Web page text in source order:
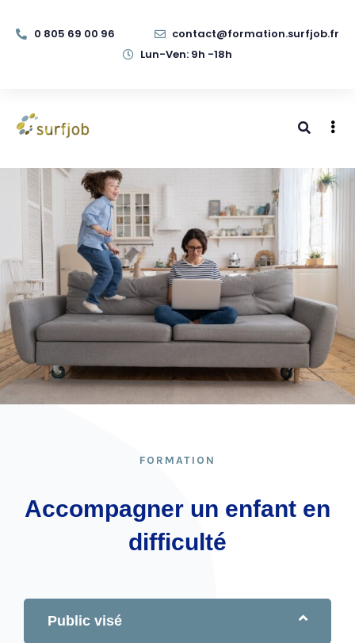
0 805 69 00 96
contact@formation.surfjob.fr
Lun-Ven: 9h -18h
FORMATION
Accompagner un enfant en
difficulté
Public visé